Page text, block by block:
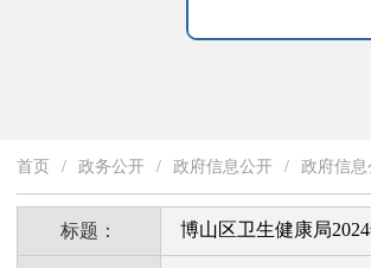
首页 / 政务公开 / 政府信息公开 / 政府信
标题： 博山区卫生健康局